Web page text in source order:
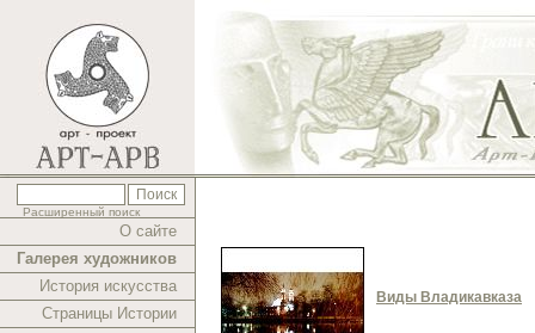
Расширенный поиск
О сайте
Галерея художников
История искусства
Страницы Истории
Виды Владикавказа